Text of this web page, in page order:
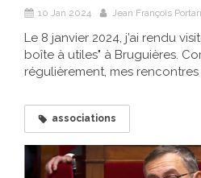
10 Jan 2024 Jean François
Le 8 janvier 2024, j’ai rendu
boîte à utiles" à Bruguières.
régulièrement, mes
associations